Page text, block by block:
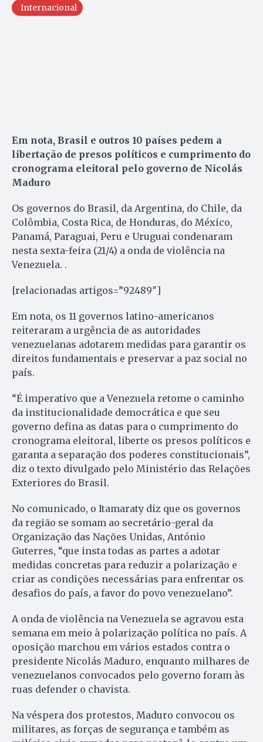
Internacional
Em nota, Brasil e outros 10 países pedem a
libertação de presos políticos e cumprimento do
cronograma eleitoral pelo governo de Nicolás
Maduro
Os governos do Brasil, da Argentina, do Chile, da
Colômbia, Costa Rica, de Honduras, do México,
Panamá, Paraguai, Peru e Uruguai condenaram
nesta sexta-feira (21/4) a onda de violência na
Venezuela. .
[relacionadas artigos=”92489″]
Em nota, os 11 governos latino-americanos
reiteraram a urgência de as autoridades
venezuelanas adotarem medidas para garantir os
direitos fundamentais e preservar a paz social no
país.
“É imperativo que a Venezuela retome o caminho
da institucionalidade democrática e que seu
governo defina as datas para o cumprimento do
cronograma eleitoral, liberte os presos políticos e
garanta a separação dos poderes constitucionais”,
diz o texto divulgado pelo Ministério das Relações
Exteriores do Brasil.
No comunicado, o Itamaraty diz que os governos
da região se somam ao secretário-geral da
Organização das Nações Unidas, António
Guterres, “que insta todas as partes a adotar
medidas concretas para reduzir a polarização e
criar as condições necessárias para enfrentar os
desafios do país, a favor do povo venezuelano”.
A onda de violência na Venezuela se agravou esta
semana em meio à polarização política no país. A
oposição marchou em vários estados contra o
presidente Nicolás Maduro, enquanto milhares de
venezuelanos convocados pelo governo foram às
ruas defender o chavista.
Na véspera dos protestos, Maduro convocou os
militares, as forças de segurança e também as